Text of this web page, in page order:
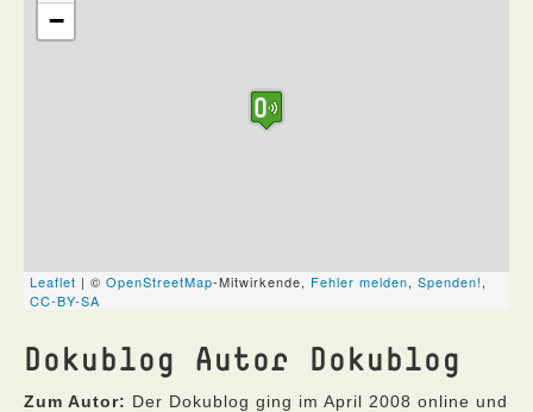
Dokublog Autor Dokublog
Zum Autor: Der Dokublog ging im April 2008 online und